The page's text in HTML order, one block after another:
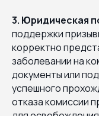
3. Юридическая
поддержки
корректно
заболевании на
документы или
успешного
отказа комиссии